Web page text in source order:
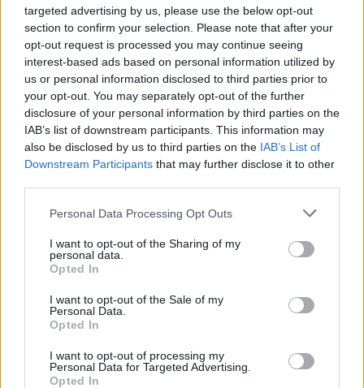
targeted advertising by us, please use the below opt-out
section to confirm your selection. Please note that after your
opt-out request is processed you may continue seeing
interest-based ads based on personal information utilized by
us or personal information disclosed to third parties prior to
your opt-out. You may separately opt-out of the further
disclosure of your personal information by third parties on the
IAB’s list of downstream participants. This information may
also be disclosed by us to third parties on the IAB’s List of
Downstream Participants that may further disclose it to other
Please note that this website/app uses one or more Google
not limited to your visit or usage behaviour. You may click to
grant or deny consent to Google and its third-party tags to
use your data for below specified purposes in below Google
consent section.
Personal Data Processing Opt Outs
I want to opt-out of the Sharing of my
personal data.
Opted In
I want to opt-out of the Sale of my
Personal Data.
Opted In
I want to opt-out of processing my
Personal Data for Targeted Advertising.
Opted In
Követem
KÜLFÖLD #ELTŰNT SZEMÉLY GYILKOSSÁG
#COLORADO
Népszerű